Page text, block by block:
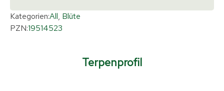
Kategorien:All, Blüte
PZN:19514523
Terpenprofil